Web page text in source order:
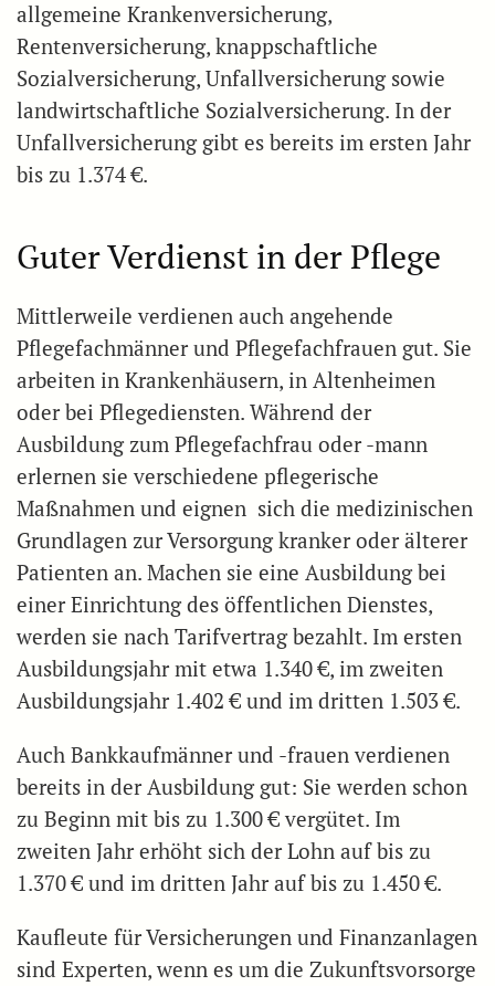
allgemeine Krankenversicherung,
Rentenversicherung, knappschaftliche
Sozialversicherung, Unfallversicherung sowie
landwirtschaftliche Sozialversicherung. In der
Unfallversicherung gibt es bereits im ersten Jahr
bis zu 1.374 €.
Guter Verdienst in der Pflege
Mittlerweile verdienen auch angehende
Pflegefachmänner und Pflegefachfrauen gut. Sie
arbeiten in Krankenhäusern, in Altenheimen
oder bei Pflegediensten. Während der
Ausbildung zum Pflegefachfrau oder -mann
erlernen sie verschiedene pflegerische
Maßnahmen und eignen sich die medizinischen
Grundlagen zur Versorgung kranker oder älterer
Patienten an. Machen sie eine Ausbildung bei
einer Einrichtung des öffentlichen Dienstes,
werden sie nach Tarifvertrag bezahlt. Im ersten
Ausbildungsjahr mit etwa 1.340 €, im zweiten
Ausbildungsjahr 1.402 € und im dritten 1.503 €.
Auch Bankkaufmänner und -frauen verdienen
bereits in der Ausbildung gut: Sie werden schon
zu Beginn mit bis zu 1.300 € vergütet. Im
zweiten Jahr erhöht sich der Lohn auf bis zu
1.370 € und im dritten Jahr auf bis zu 1.450 €.
Kaufleute für Versicherungen und Finanzanlagen
sind Experten, wenn es um die Zukunftsvorsorge